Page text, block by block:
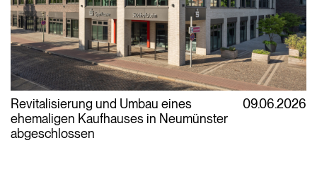
Revitalisierung und Umbau eines
ehemaligen Kaufhauses in Neumünster
abgeschlossen
09.06.2026